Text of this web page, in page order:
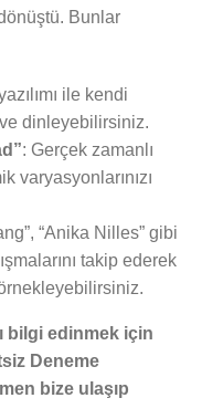
Bunlar
ile kendi
ve dinleyebilirsiniz.
: Gerçek zamanlı
varyasyonlarınızı
“Anika Nilles” gibi
takip ederek
bilgi edinmek için
Deneme
bize ulaşıp